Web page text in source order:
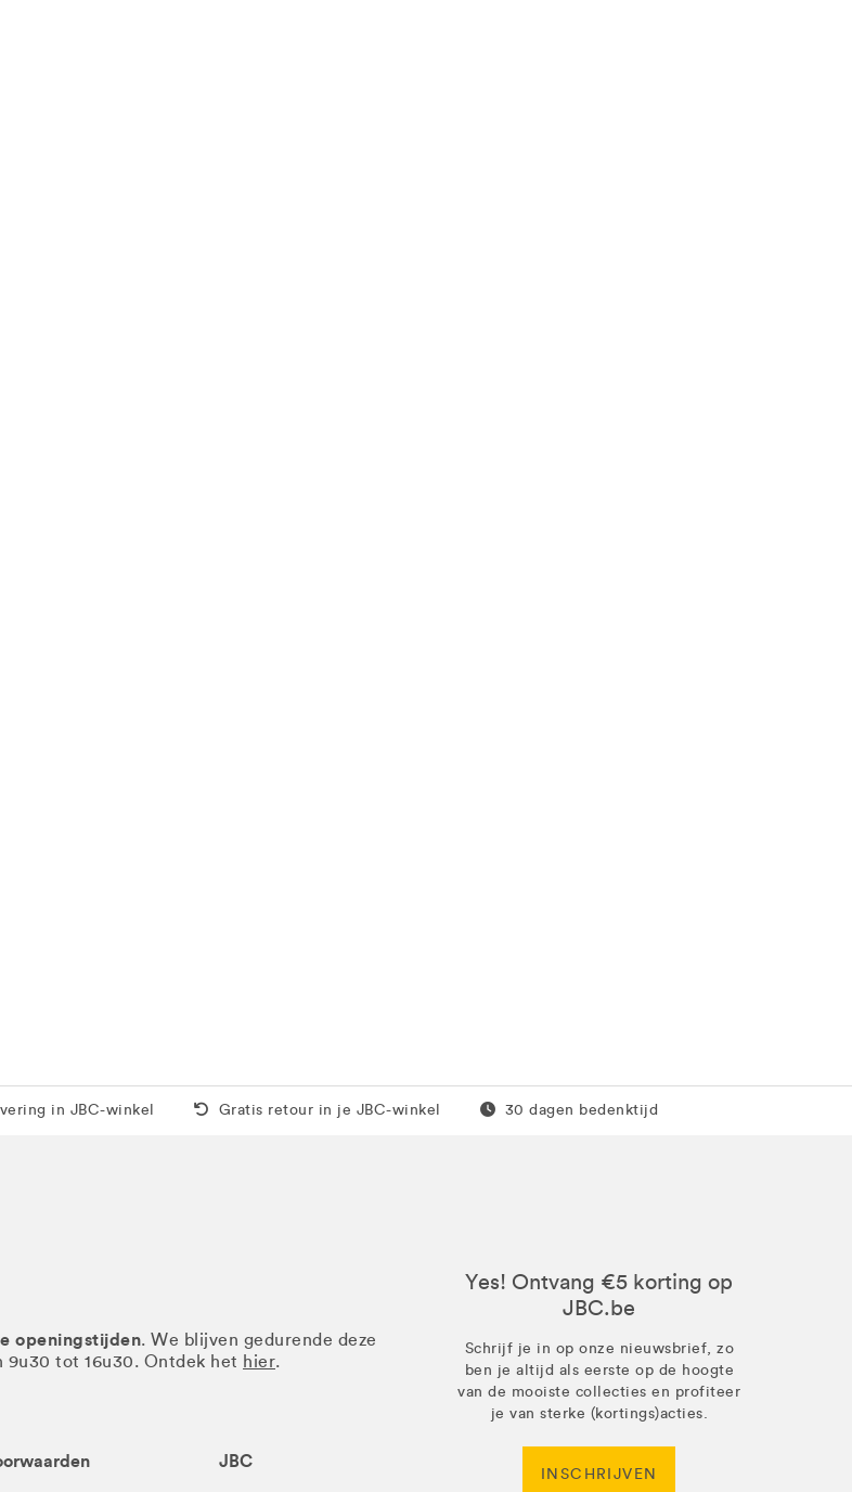
1 pakketin JBC-winkel Gratis thuis vanaf 50 euro
Gratis retour in je JBC-winkel Gratis retour
30 dagen bedenktijd
openingstijden. We blijven gedurende deze
9u30 tot 16u30. Ontdek het hier.
JBC
Yes! Ontvang €5 korting op
JBC.be
Schrijf je in op onze nieuwsbrief, zo
ben je altijd als eerste op de hoogte
van de mooiste collecties en profiteer
je van sterke (kortings)acties.
INSCHRIJVEN